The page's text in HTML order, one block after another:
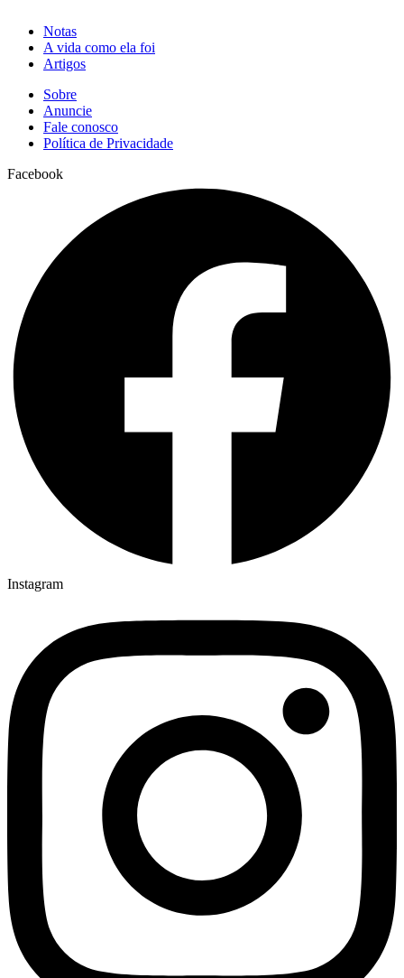
Notas
A vida como ela foi
Artigos
Sobre
Anuncie
Fale conosco
Política de Privacidade
Facebook
Instagram